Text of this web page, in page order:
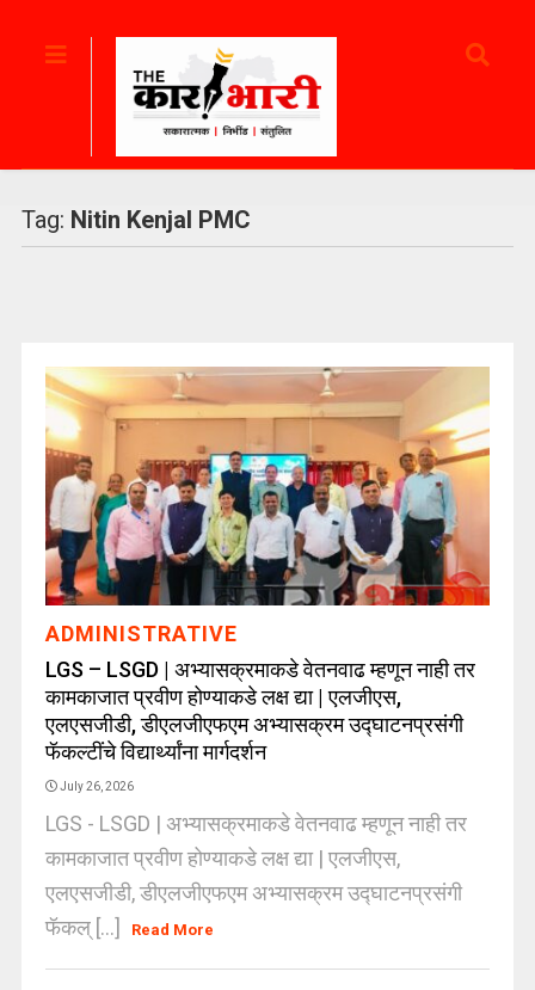
Tag: Nitin Kenjal PMC
ADMINISTRATIVE
LGS – LSGD | अभ्यासक्रमाकडे वेतनवाढ म्हणून नाही तर
कामकाजात प्रवीण होण्याकडे लक्ष द्या | एलजीएस,
एलएसजीडी, डीएलजीएफएम अभ्यासक्रम उद्घाटनप्रसंगी
फॅकल्टींचे विद्यार्थ्यांना मार्गदर्शन
July 26, 2026
LGS - LSGD | अभ्यासक्रमाकडे वेतनवाढ म्हणून नाही तर
कामकाजात प्रवीण होण्याकडे लक्ष द्या | एलजीएस,
एलएसजीडी, डीएलजीएफएम अभ्यासक्रम उद्घाटनप्रसंगी
फॅकल् [...]
Read More